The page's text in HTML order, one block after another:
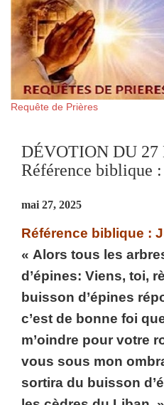
Requête de Prières
DÉVOTION DU 27
Référence biblique
mai 27, 2025
Référence biblique :
« Alors tous les
d’épines: Viens, toi,
buisson d’épines
c’est de bonne foi
m’oindre pour votre
vous sous mon
sortira du buisson